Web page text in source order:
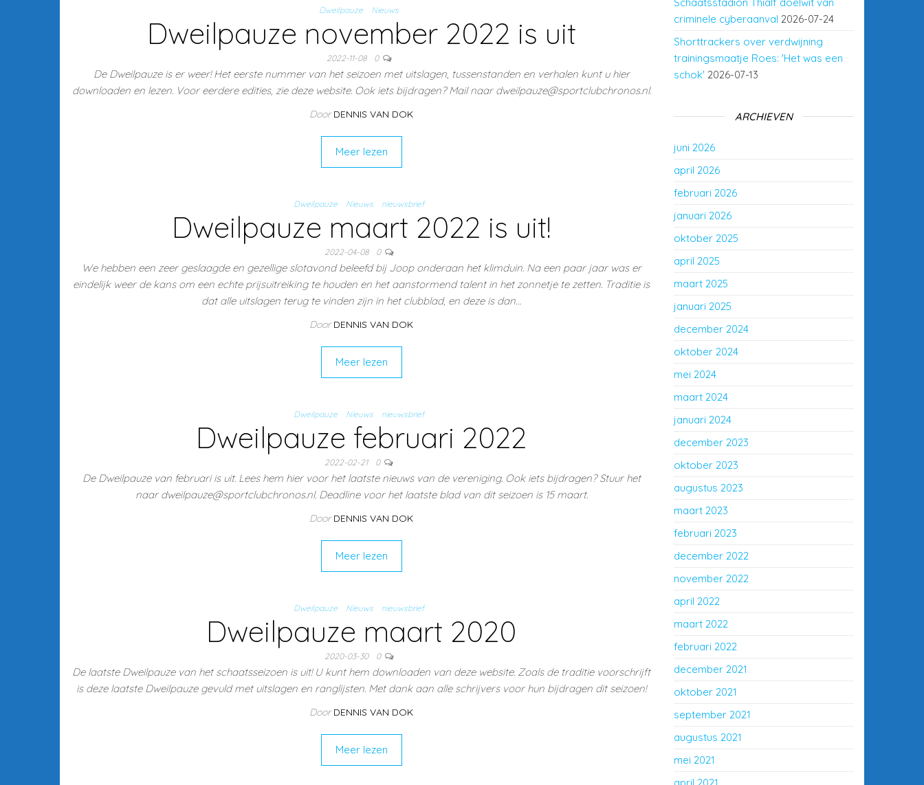
Dweilpauze Nieuws
Dweilpauze november 2022 is uit
2022-11-08 0
De Dweilpauze is er weer! Het eerste nummer van het seizoen met uitslagen, tussenstanden en verhalen kunt u hier
downloaden en lezen. Voor eerdere edities, zie deze website. Ook iets bijdragen? Mail naar dweilpauze@sportclubchronos.nl.
Door DENNIS VAN DOK
Meer lezen
Dweilpauze Nieuws nieuwsbrief
Dweilpauze maart 2022 is uit!
2022-04-08 0
We hebben een zeer geslaagde en gezellige slotavond beleefd bij Joop onderaan het klimduin. Na een paar jaar was er
eindelijk weer de kans om een echte prijsuitreiking te houden en het aanstormend talent in het zonnetje te zetten. Traditie is
dat alle uitslagen terug te vinden zijn in het clubblad, en deze is dan…
Door DENNIS VAN DOK
Meer lezen
Dweilpauze Nieuws nieuwsbrief
Dweilpauze februari 2022
2022-02-21 0
De Dweilpauze van februari is uit. Lees hem hier voor het laatste nieuws van de vereniging. Ook iets bijdragen? Stuur het
naar dweilpauze@sportclubchronos.nl. Deadline voor het laatste blad van dit seizoen is 15 maart.
Door DENNIS VAN DOK
Meer lezen
Dweilpauze Nieuws nieuwsbrief
Dweilpauze maart 2020
2020-03-30 0
De laatste Dweilpauze van het schaatsseizoen is uit! U kunt hem downloaden van deze website. Zoals de traditie voorschrijft
is deze laatste Dweilpauze gevuld met uitslagen en ranglijsten. Met dank aan alle schrijvers voor hun bijdragen dit seizoen!
Door DENNIS VAN DOK
Meer lezen
Schaatsstadion Thialf doelwit van
criminele cyberaanval 2026-07-24
Shorttrackers over verdwijning
trainingsmaatje Roes: 'Het was een
schok' 2026-07-13
ARCHIEVEN
juni 2026
april 2026
februari 2026
januari 2026
oktober 2025
april 2025
maart 2025
januari 2025
december 2024
oktober 2024
mei 2024
maart 2024
januari 2024
december 2023
oktober 2023
augustus 2023
maart 2023
februari 2023
december 2022
november 2022
april 2022
maart 2022
februari 2022
december 2021
oktober 2021
september 2021
augustus 2021
mei 2021